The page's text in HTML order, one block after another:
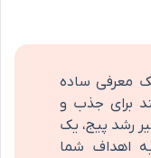
معرفی ساده
برای جذب و
رشد پیج، یک
اهداف شما